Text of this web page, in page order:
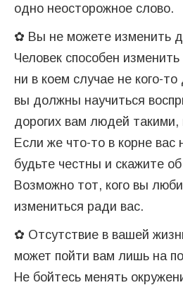
одно неосторожное слово.
✿ Вы не можете изменить
Человек способен
ни в коем случае не кого-то
вы должны научиться
дорогих вам людей такими,
Если же что-то в корне вас
будьте честны и скажите
Возможно тот, кого вы
измениться ради вас.
✿ Отсутствие в вашей
может пойти вам лишь на
Не бойтесь менять